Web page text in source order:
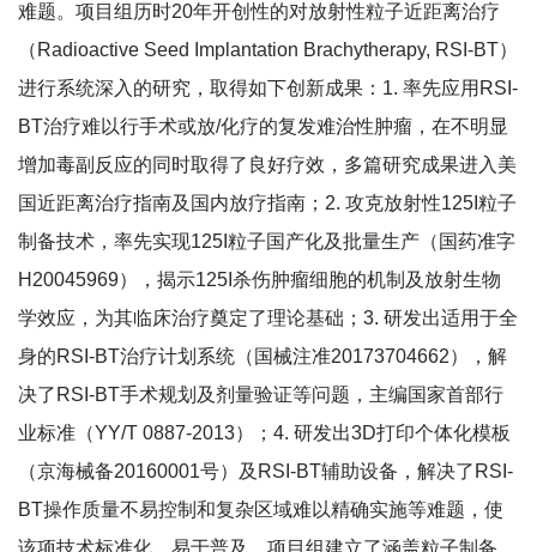
难题。项目组历时20年开创性的对放射性粒子近距离治疗
（Radioactive Seed Implantation Brachytherapy, RSI-BT）
进行系统深入的研究，取得如下创新成果：1. 率先应用RSI-
BT治疗难以行手术或放/化疗的复发难治性肿瘤，在不明显
增加毒副反应的同时取得了良好疗效，多篇研究成果进入美
国近距离治疗指南及国内放疗指南；2. 攻克放射性125I粒子
制备技术，率先实现125I粒子国产化及批量生产（国药准字
H20045969），揭示125I杀伤肿瘤细胞的机制及放射生物
学效应，为其临床治疗奠定了理论基础；3. 研发出适用于全
身的RSI-BT治疗计划系统（国械注准20173704662），解
决了RSI-BT手术规划及剂量验证等问题，主编国家首部行
业标准（YY/T 0887-2013）；4. 研发出3D打印个体化模板
（京海械备20160001号）及RSI-BT辅助设备，解决了RSI-
BT操作质量不易控制和复杂区域难以精确实施等难题，使